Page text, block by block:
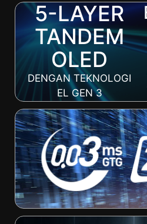
5-LAYER
TANDEM
OLED
DENGAN TEKNOLOGI
EL GEN 3